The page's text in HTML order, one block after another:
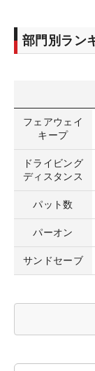
部門別ラン
フェアウェイ
キープ
ドライビング
ディスタンス
パット数
パーオン
サンドセーブ